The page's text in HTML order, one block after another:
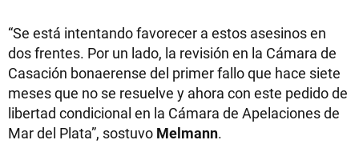
“Se está intentando favorecer a estos asesinos en
dos frentes. Por un lado, la revisión en la Cámara de
Casación bonaerense del primer fallo que hace siete
meses que no se resuelve y ahora con este pedido de
libertad condicional en la Cámara de Apelaciones de
Mar del Plata”, sostuvo Melmann.